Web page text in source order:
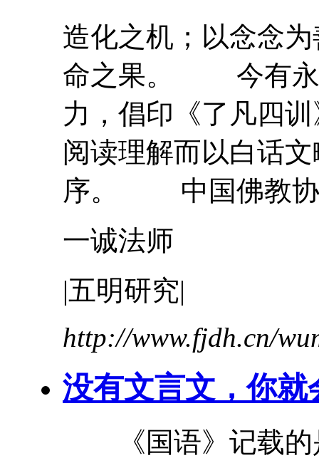
造化之机；以念念
命之果。 今有永
力，倡印《了凡四
阅读理解而以白话文
序。 中国佛教协
一诚法师
|五明研究|
http://www.fjdh.cn/
没有文言文，你
《国语》记载的